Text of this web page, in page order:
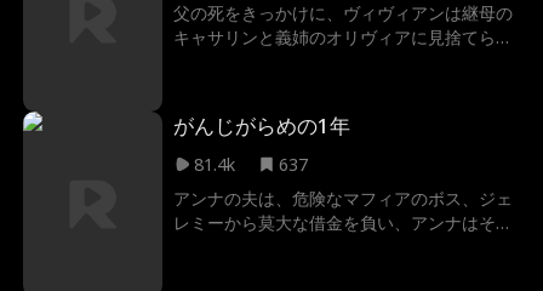
父の死をきっかけに、ヴィヴィアンは継母の
キャサリンと義姉のオリヴィアに見捨てら
彼の屋敷で暮らしながら、次第にヴィヴィア
ンの心には彼への想いが芽生えていく。立場
れる感情を抑えきれずにいた。しかし、突如
明かされたのは、ダミアンとオリヴィアの政
がんじがらめの1年
81.4k
637
アンナの夫は、危険なマフィアのボス、ジェ
レミーから莫大な借金を負い、アンナはその